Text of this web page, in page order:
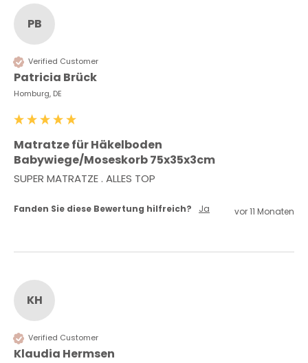
PB
Verified Customer
Patricia Brück
Homburg, DE
Matratze für Häkelboden
Babywiege/Moseskorb 75x35x3cm
SUPER MATRATZE . ALLES TOP
Fanden Sie diese Bewertung hilfreich? Ja vor 11 Monaten
KH
Verified Customer
Klaudia Hermsen